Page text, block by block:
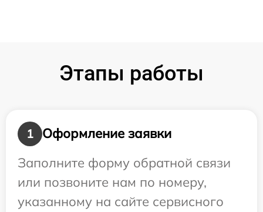
Этапы работы
1
Оформление заявки
Заполните форму обратной связи
или позвоните нам по номеру,
указанному на сайте сервисного